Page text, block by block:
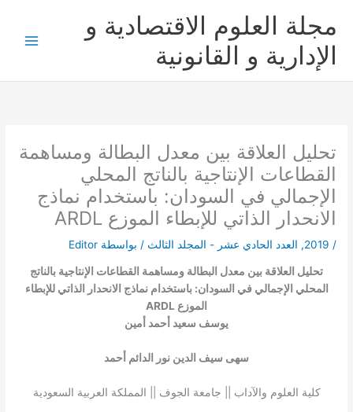
المحتوى
مجلة العلوم الاقتصادية و
الإدارية و القانونية
تحليل العلاقة بين معدل البطالة ومساهمة
القطاعات الإنتاجية بالناتج المحلي
الإجمالي في السودان: باستخدام نماذج
الانحدار الذاتي للإبطاء الموزع ARDL
/
2019
, العدد الحادي عشر - المجلد الثالث / بواسطة Editor
تحليل العلاقة بين معدل البطالة ومساهمة القطاعات الإنتاجية بالناتج
المحلي الإجمالي في السودان: باستخدام نماذج الانحدار الذاتي للإبطاء
الموزع ARDL
يوسف سعيد أحمد أمين
سهى سيف الدين نور الدائم أحمد
كلية العلوم والآداب || جامعة الجوف || المملكة العربية السعودية